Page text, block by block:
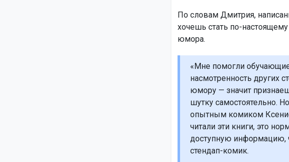
По словам Дмитрия,
хочешь стать по-
юмора.
«Мне помогли
насмотренность других
юмору — значит
шутку самостоятельно.
опытным комиком
читали эти книги, это
доступную информацию,
стендап-комик.